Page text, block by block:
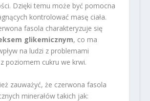
Dzięki temu może być pomocna
kontrolować masę ciała.
fasola charakteryzuje się
glikemicznym, co ma
na ludzi z problemami
poziomem cukru we krwi.
zauważyć, że czerwona fasola
minerałów takich jak: